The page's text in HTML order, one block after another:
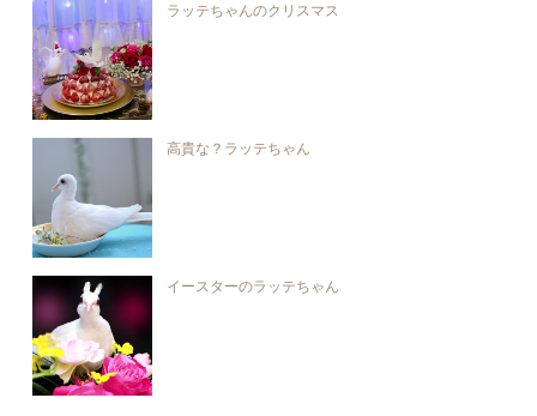
ラッテちゃんのクリスマス
高貴な？ラッテちゃん
イースターのラッテちゃん